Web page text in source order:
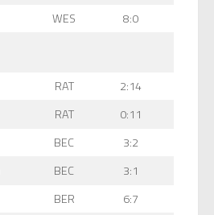
WES
8:0
RAT
2:14
RAT
0:11
BEC
3:2
BEC
3:1
BER
6:7